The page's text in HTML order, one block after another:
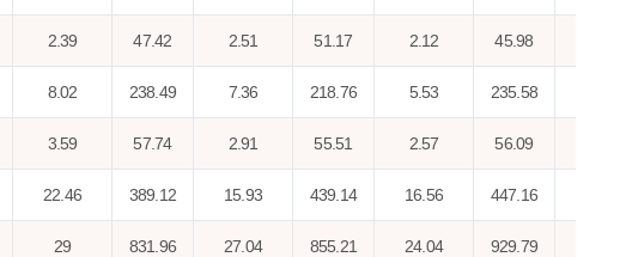
2.39 47.42 2.51 51.17 2.12 45.98
8.02 238.49 7.36 218.76 5.53 235.58
3.59 57.74 2.91 55.51 2.57 56.09
22.46 389.12 15.93 439.14 16.56 447.16
29 831.96 27.04 855.21 24.04 929.79